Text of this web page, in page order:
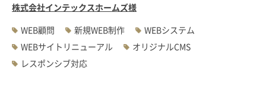
株式会社インテックスホームズ様
WEB顧問
新規WEB制作
WEBシステム
WEBサイトリニューアル
オリジナルCMS
レスポンシブ対応